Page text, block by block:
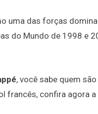
uma das forças
do Mundo de 1998 e
, você sabe quem
francês, confira agora